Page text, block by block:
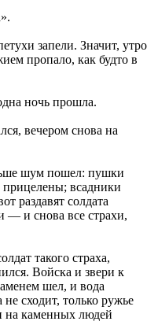
запели. Значит, утро
пропало, как будто в
ночь прошла.
вечером снова на
шум пошел: пушки
прицелены; всадники
раздавят солдата
— и снова все страхи,
такого страха,
Войска и звери к
шел, и вода
сходит, только ружье
на каменных людей